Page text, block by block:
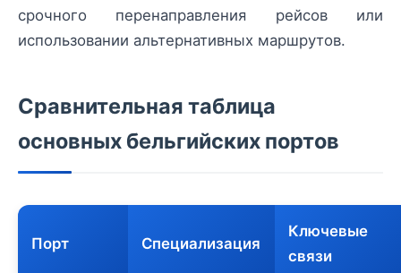
срочного перенаправления рейсов или
использовании альтернативных маршрутов.
Сравнительная таблица
основных бельгийских портов
Порт Специализация
Ключевые
связи